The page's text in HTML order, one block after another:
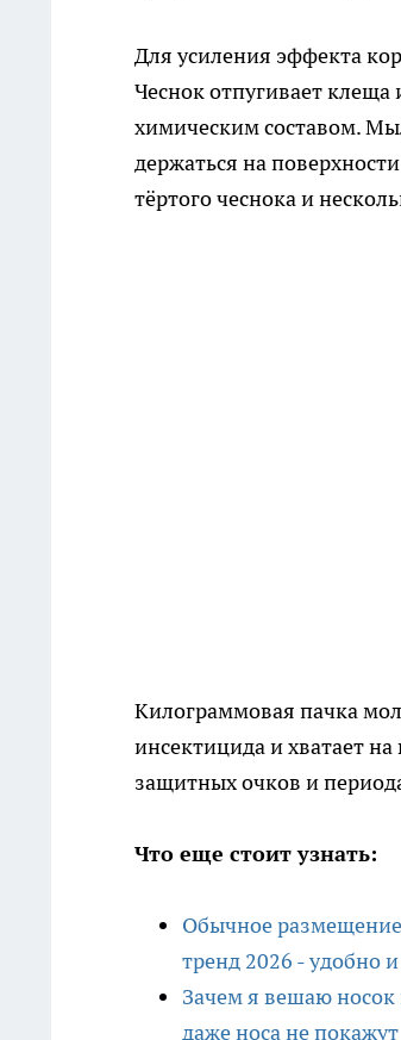
Для усиления эффекта
Чеснок отпугивает
химическим составом.
держаться на
тёртого чеснока и
Килограммовая пачка
инсектицида и хватает на
защитных очков и
Что еще стоит узнать:
Обычное
тренд 2026 - удобно
Зачем я вешаю
даже носа не покажут